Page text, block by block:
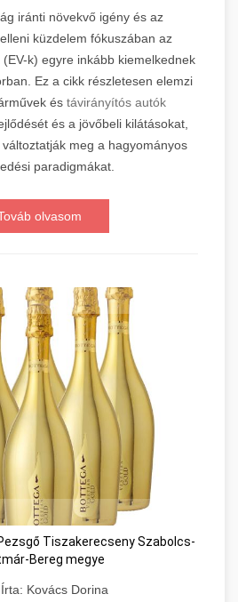
iránti növekvő igény és az
küzdelem fókuszában az
(EV-k) egyre inkább kiemelkednek
Ez a cikk részletesen elemzi
és távirányítós autók
és a jövőbeli kilátásokat,
meg a hagyományos
paradigmákat.
olvasom
Tiszakerecseny Szabolcs-
Bereg megye
Írta: Kovács Dorina